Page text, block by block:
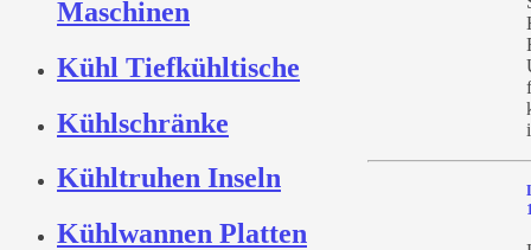
Maschinen
Kühl Tiefkühltische
Kühlschränke
Kühltruhen Inseln
Kühlwannen Platten